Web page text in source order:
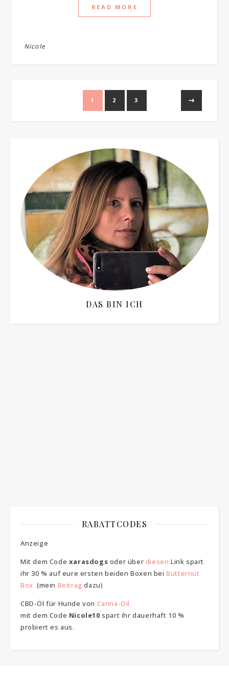
READ MORE
Nicole
1 2 3
DAS BIN ICH
RABATTCODES
Anzeige
Mit dem Code xarasdogs oder über diesen Link spart
ihr 30 % auf eure ersten beiden Boxen beiButternut
Box (mein Beitrag dazu)
CBD-Öl für Hunde von Canna-Oil
mit dem Code Nicole10 spart ihr dauerhaft 10 %
probiert es aus.